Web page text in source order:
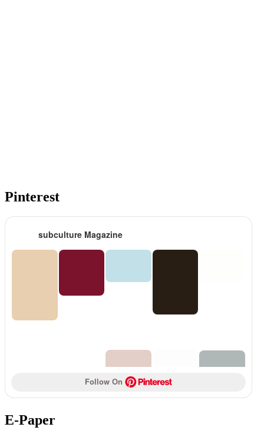
Pinterest
subculture Magazine
Follow On
E-Paper